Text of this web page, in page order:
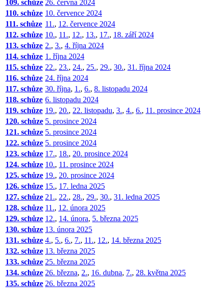
109. schůze 26. června 2024
110. schůze 10. července 2024
111. schůze 11., 12. července 2024
112. schůze 10., 11., 12., 13., 17., 18. září 2024
113. schůze 2., 3., 4. října 2024
114. schůze 1. října 2024
115. schůze 22., 23., 24., 25., 29., 30., 31. října 2024
116. schůze 24. října 2024
117. schůze 30. října, 1., 6., 8. listopadu 2024
118. schůze 6. listopadu 2024
119. schůze 19., 20., 22. listopadu, 3., 4., 6., 11. prosince 2024
120. schůze 5. prosince 2024
121. schůze 5. prosince 2024
122. schůze 5. prosince 2024
123. schůze 17., 18., 20. prosince 2024
124. schůze 10., 11. prosince 2024
125. schůze 19., 20. prosince 2024
126. schůze 15., 17. ledna 2025
127. schůze 21., 22., 28., 29., 30., 31. ledna 2025
128. schůze 11., 12. února 2025
129. schůze 12., 14. února, 5. března 2025
130. schůze 13. února 2025
131. schůze 4., 5., 6., 7., 11., 12., 14. března 2025
132. schůze 13. března 2025
133. schůze 25. března 2025
134. schůze 26. března, 2., 16. dubna, 7., 28. května 2025
135. schůze 26. března 2025